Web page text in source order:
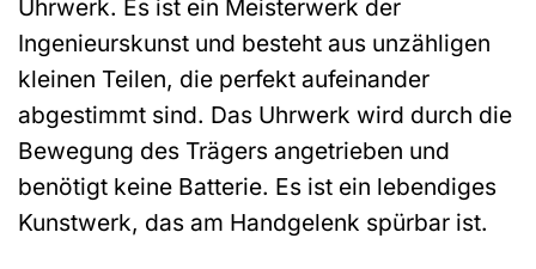
Uhrwerk. Es ist ein Meisterwerk der
Ingenieurskunst und besteht aus unzähligen
kleinen Teilen, die perfekt aufeinander
abgestimmt sind. Das Uhrwerk wird durch die
Bewegung des Trägers angetrieben und
benötigt keine Batterie. Es ist ein lebendiges
Kunstwerk, das am Handgelenk spürbar ist.